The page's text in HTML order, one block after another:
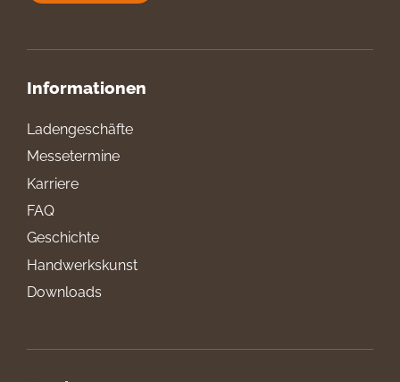
Informationen
Ladengeschäfte
Messetermine
Karriere
FAQ
Geschichte
Handwerkskunst
Downloads